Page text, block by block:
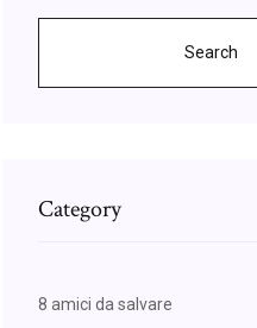
Search
Category
8 amici da salvare